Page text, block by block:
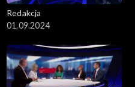
Redakcja
01.09.2024